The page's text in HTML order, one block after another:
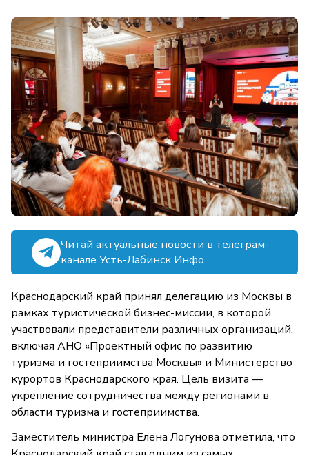
Читай актуальные новости в телеграм-
канале Усть-Лабинск Инфо
Краснодарский край принял делегацию из Москвы в
рамках туристической бизнес-миссии, в которой
участвовали представители различных организаций,
включая АНО «Проектный офис по развитию
туризма и гостеприимства Москвы» и Министерство
курортов Краснодарского края. Цель визита —
укрепление сотрудничества между регионами в
области туризма и гостеприимства.
Заместитель министра Елена Логунова отметила, что